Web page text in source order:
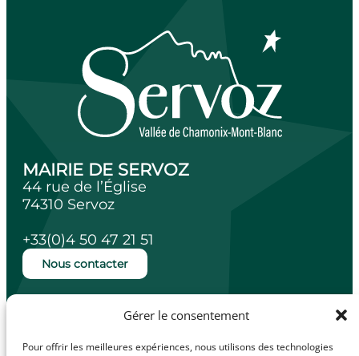
Gérer le consentement
Pour offrir les meilleures expériences, nous utilisons des technologies
MAIRIE DE SERVOZ
44 rue de l’Église
74310 Servoz
+33(0)4 50 47 21 51
Nous contacter
Lundi, mardi, jeudi et vendredi de 14h à